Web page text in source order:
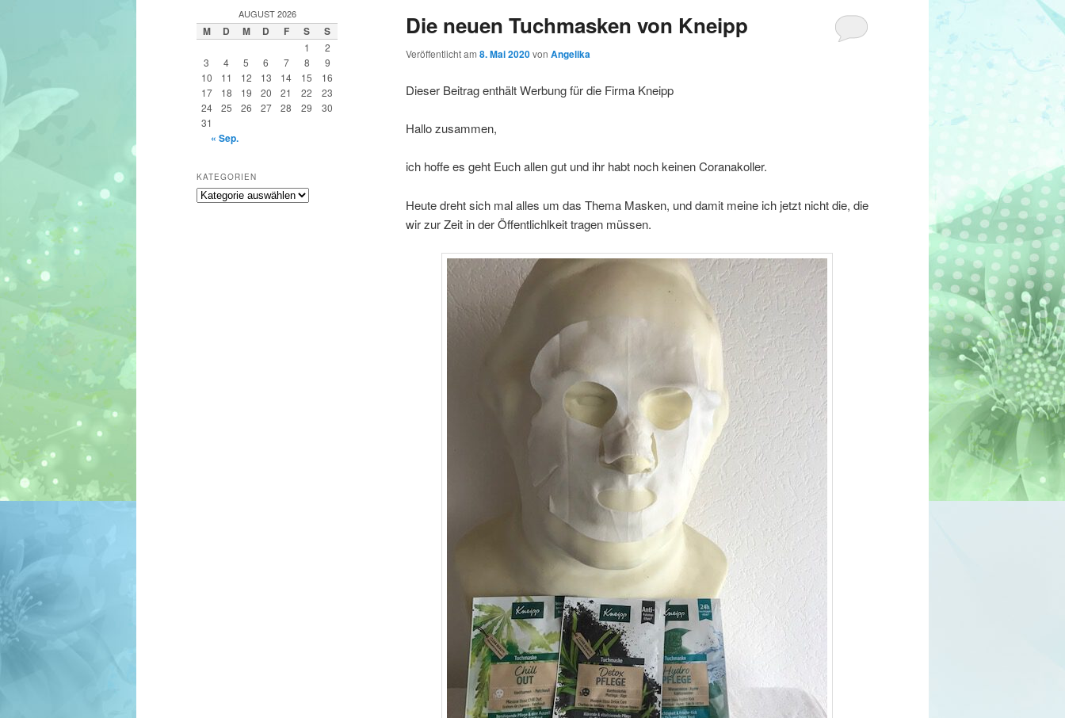
Die neuen Tuchmasken von Kneipp
Veröffentlicht am 8. Mai 2020von Angelika
Dieser Beitrag enthält Werbung für die Firma Kneipp
Hallo zusammen,
ich hoffe es geht Euch allen gut und ihr habt noch keinen Coranakoller.
Heute dreht sich mal alles um das Thema Masken, und damit meine ich jetzt nicht die, die
wir zur Zeit in der Öffentlichlkeit tragen müssen.
e
n
AUGUST 2026
M D M D F S S
1
2
3
4 5 6 7 8
9
10
11 12 13 14 15
16
17
18 19 20 21 22
23
24
25 26 27 28 29
30
31
« Sep.
KATEGORIEN
Kategorien